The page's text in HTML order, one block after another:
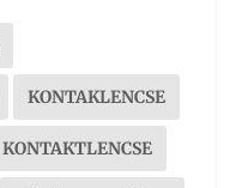
KONTAKLENCSE
KONTAKTLENCSE